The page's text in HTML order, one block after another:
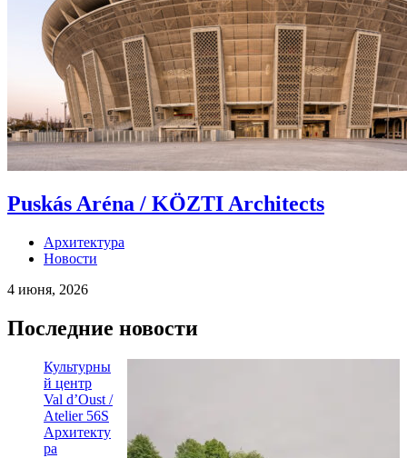
Puskás Aréna / KÖZTI Architects
Архитектура
Новости
4 июня, 2026
Последние новости
Культурны
й центр
Val d’Oust /
Atelier 56S
Архитекту
ра